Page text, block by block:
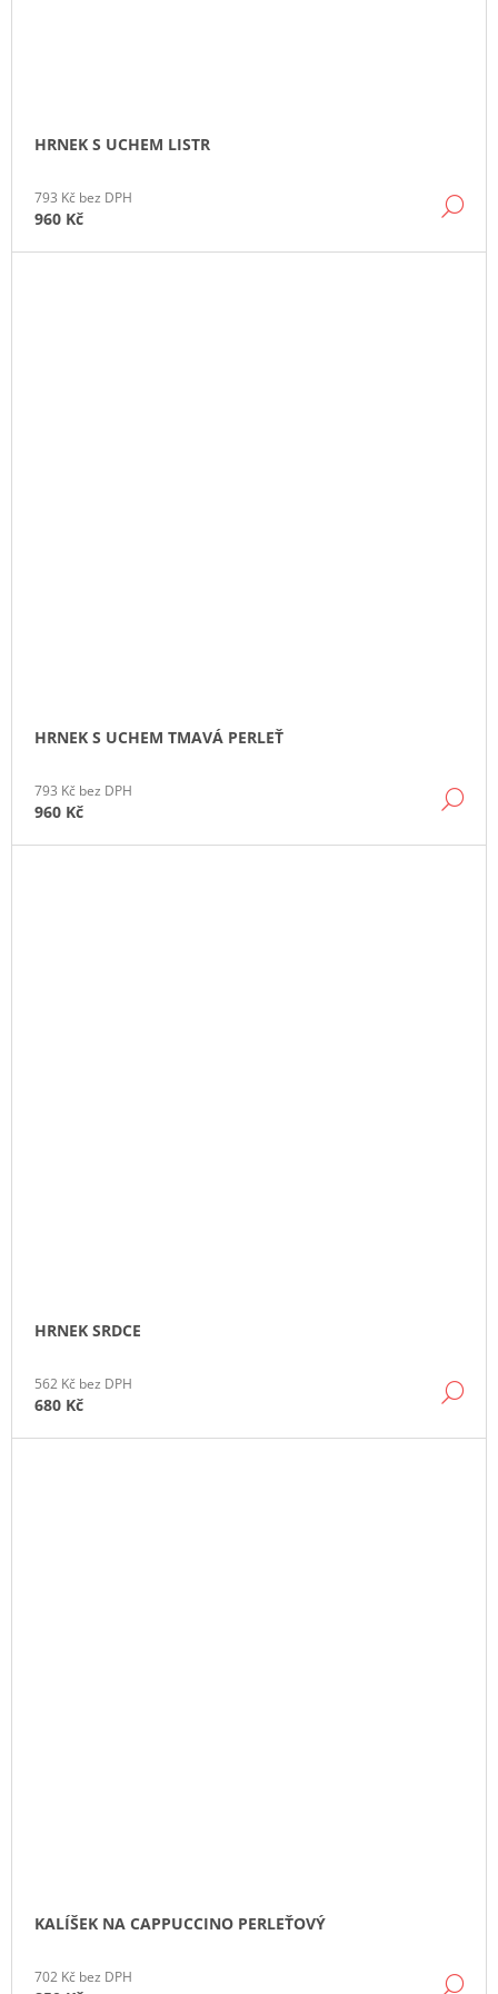
HRNEK S UCHEM LISTR
793 Kč bez DPH
960 Kč
HRNEK S UCHEM TMAVÁ PERLEŤ
793 Kč bez DPH
960 Kč
HRNEK SRDCE
562 Kč bez DPH
680 Kč
KALÍŠEK NA CAPPUCCINO PERLEŤOVÝ
702 Kč bez DPH